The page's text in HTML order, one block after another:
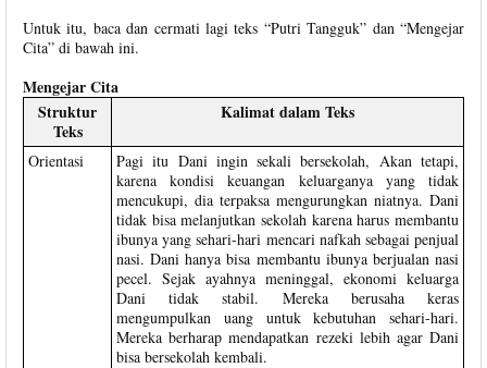
Untuk itu, baca dan cermati lagi teks “Putri Tangguk” dan “Mengejar
Cita” di bawah ini.
Mengejar Cita
Struktur
Teks
Kalimat dalam Teks
Orientasi
Pagi itu Dani ingin sekali bersekolah, Akan tetapi,
karena kondisi keuangan keluarganya yang tidak
mencukupi, dia terpaksa mengurungkan niatnya. Dani
tidak bisa melanjutkan sekolah karena harus membantu
ibunya yang sehari-hari mencari nafkah sebagai penjual
nasi. Dani hanya bisa membantu ibunya berjualan nasi
pecel. Sejak ayahnya meninggal, ekonomi keluarga
Dani tidak stabil. Mereka berusaha keras
mengumpulkan uang untuk kebutuhan sehari-hari.
Mereka berharap mendapatkan rezeki lebih agar Dani
bisa bersekolah kembali.